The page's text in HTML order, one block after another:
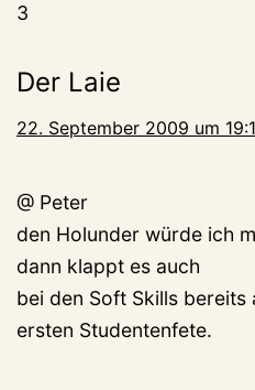
3
Der Laie
22. September 2009 um
@ Peter
den Holunder würde ich
dann klappt es auch
bei den Soft Skills bereits
ersten Studentenfete.